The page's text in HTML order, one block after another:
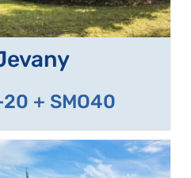
+ SMO40